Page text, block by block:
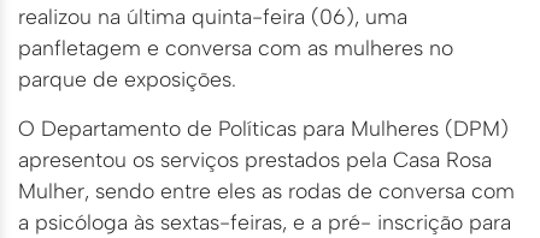
realizou na última quinta-feira (06), uma
panfletagem e conversa com as mulheres no
parque de exposições.
O Departamento de Políticas para Mulheres (DPM)
apresentou os serviços prestados pela Casa Rosa
Mulher, sendo entre eles as rodas de conversa com
a psicóloga às sextas-feiras, e a pré- inscrição para